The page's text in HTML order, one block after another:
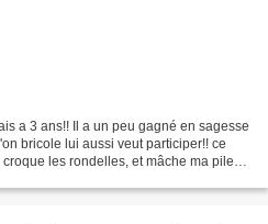
a 3 ans!! Il a un peu gagné en sagesse
bricole lui aussi veut participer!! ce
les rondelles, et mâche ma pile